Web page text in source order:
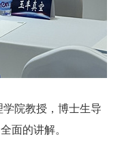
院教授，博士生导
面的讲解。